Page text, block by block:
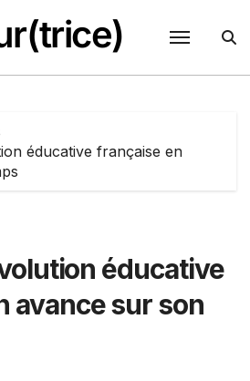
éducative française en
éducative
avance sur son